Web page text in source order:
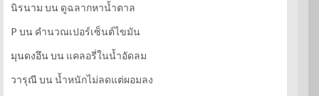
นิรนาม บน ดูฉลากหาน้ำตาล
P บน คำนวณเปอร์เซ็นต์ไขมัน
มุนดงอึน บน แคลอรี่ในน้ำอัดลม
วารุณีบน น้ำหนักไม่ลดแต่ผอมลง